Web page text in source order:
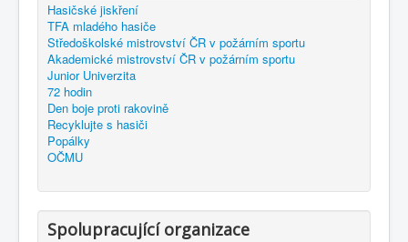
Hasičské jiskření
TFA mladého hasiče
Středoškolské mistrovství ČR v požárním sportu
Akademické mistrovství ČR v požárním sportu
Junior Univerzita
72 hodin
Den boje proti rakovině
Recyklujte s hasiči
Popálky
OČMU
Spolupracující organizace